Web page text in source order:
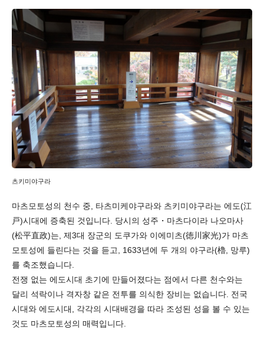
츠키미야구라
마츠모토성의 천수 중, 타츠미케야구라와 츠키미야구라는 에도(江
戸)시대에 증축된 것입니다. 당시의 성주・마츠다이라 나오마사
(松平直政)는, 제3대 장군의 도쿠가와 이에미츠(徳川家光)가 마츠
모토성에 들린다는 것을 듣고, 1633년에 두 개의 야구라(櫓, 망루)
를 축조했습니다.
전쟁 없는 에도시대 초기에 만들어졌다는 점에서 다른 천수와는
달리 석락이나 격자창 같은 전투를 의식한 장비는 없습니다. 전국
시대와 에도시대, 각각의 시대배경을 따라 조성된 성을 볼 수 있는
것도 마츠모토성의 매력입니다.